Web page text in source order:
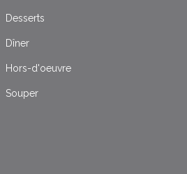
Desserts
Dîner
Hors-d'oeuvre
Souper